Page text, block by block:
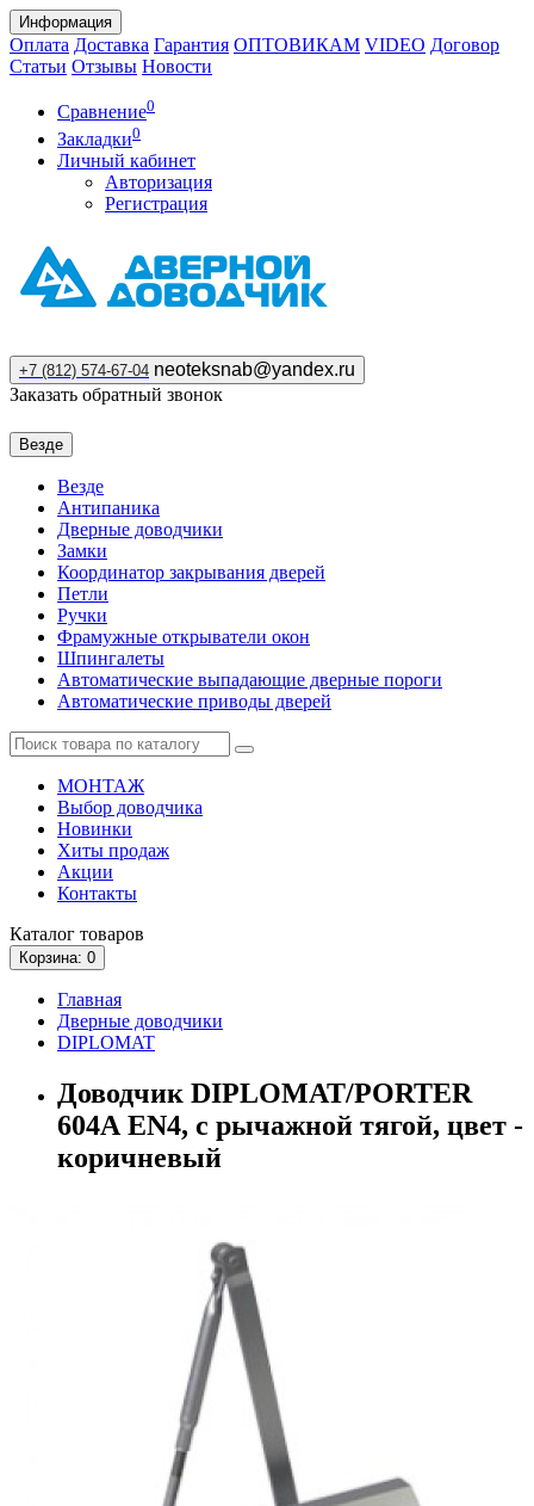
Информация
Оплата Доставка Гарантия ОПТОВИКАМ VIDEO Договор
Статьи Отзывы Новости
Сравнение0
Закладки0
Личный кабинет
Авторизация
Регистрация
+7 (812) 574-67-04 neoteksnab@yandex.ru
Заказать обратный звонок
Везде
Везде
Антипаника
Дверные доводчики
Замки
Координатор закрывания дверей
Петли
Ручки
Фрамужные открыватели окон
Шпингалеты
Автоматические выпадающие дверные пороги
Автоматические приводы дверей
МОНТАЖ
Выбор доводчика
Новинки
Хиты продаж
Акции
Контакты
Каталог товаров
Корзина: 0
Главная
Дверные доводчики
DIPLOMAT
Доводчик DIPLOMAT/PORTER
604А EN4, с рычажной тягой, цвет -
коричневый